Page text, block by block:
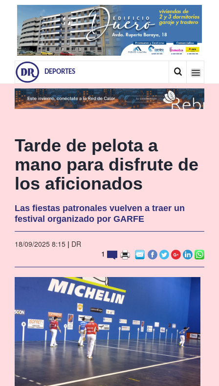
DEPORTES
Tarde de pelota a
mano para disfrute de
los aficionados
Las fiestas patronales vuelven a traer un
festival organizado por GARFE
18/09/2025 8:15 | DR
1